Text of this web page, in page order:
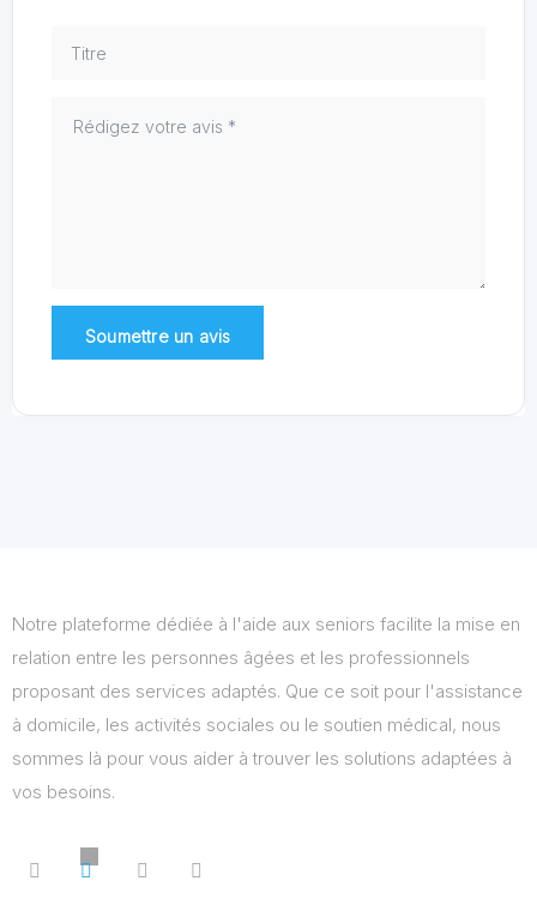
Notre plateforme dédiée à l'aide aux seniors facilite la mise en
relation entre les personnes âgées et les professionnels
proposant des services adaptés. Que ce soit pour l'assistance
à domicile, les activités sociales ou le soutien médical, nous
sommes là pour vous aider à trouver les solutions adaptées à
vos besoins.